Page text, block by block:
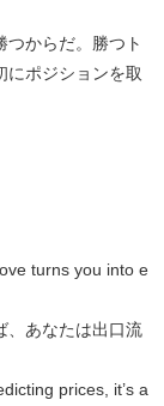
つからだ。勝つト
にポジションを取
turns you into e
、あなたは出口流
prices, it’s a